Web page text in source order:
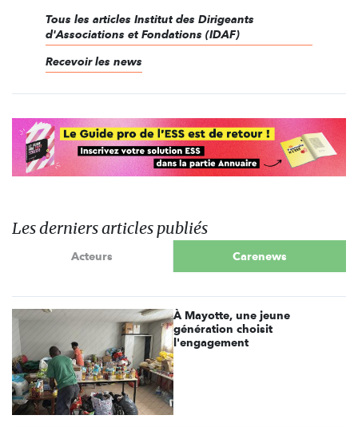
Tous les articles Institut des Dirigeants
d'Associations et Fondations (IDAF)
Recevoir les news
Les derniers articles publiés
Acteurs Carenews
À Mayotte, une jeune
génération choisit
l'engagement